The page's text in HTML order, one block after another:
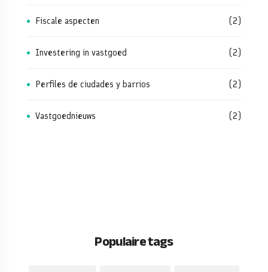
Fiscale aspecten (2)
Investering in vastgoed (2)
Perfiles de ciudades y barrios (2)
Vastgoednieuws (2)
Populaire tags